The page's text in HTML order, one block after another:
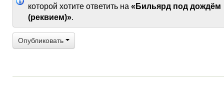
которой хотите ответить на «Бильярд под дождём
(реквием)».
Опубликовать